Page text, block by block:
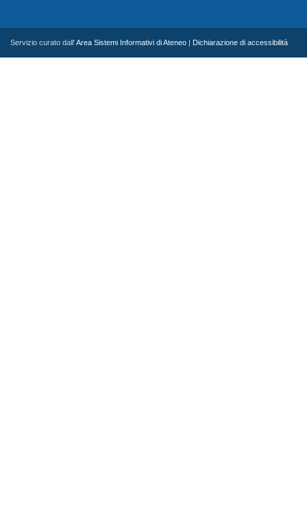
Servizio curato dall'Area Sistemi Informativi di Ateneo Dichiarazione di accessibilità